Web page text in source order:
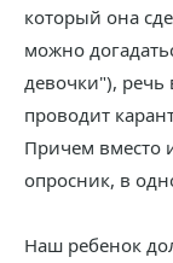
который она
можно
девочки"), речь
проводит
Причем вместо
опросник, в
Наш ребенок